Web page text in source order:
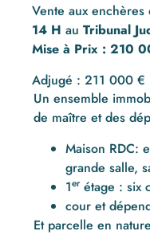
Vente aux
14 H auTribunal
Mise à Prix : 210
Adjugé : 211 000 €
Un ensemble
de maître et des
Maison RDC:
grande salle,
1erétage : six
cour et
Et parcelle en